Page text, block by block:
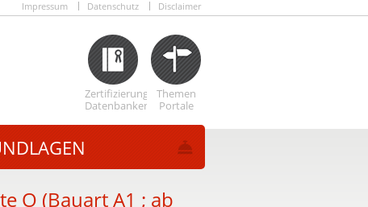
Impressum Datenschutz Disclaimer
Zertifizierungs
Datenbanken
Themen
Portale
O (Bauart A1 ; ab